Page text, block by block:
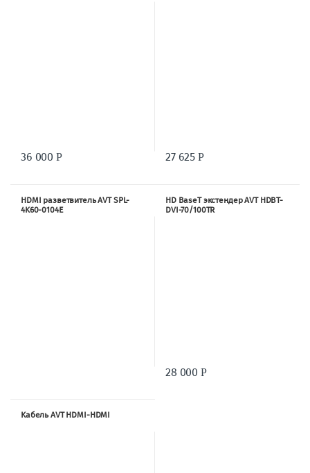
36 000Р 27 625Р
HDMI разветвитель AVT SPL-
4K60-0104E
HD BaseT экстендер AVT HDBT-
DVI-70/100TR
28 000Р
Кабель AVT HDMI-HDMI